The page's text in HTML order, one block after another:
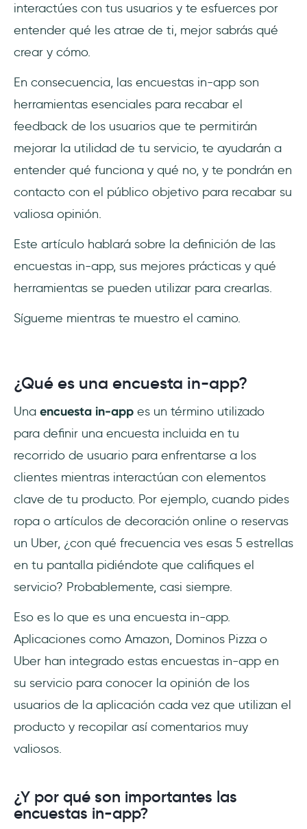
4- Nike Run Club
5- Evernote
6- Human: Activity Tracker App
Las mejores herramientas para obtener
opiniones de los usuarios
usuarios
Ahora el trabajo es digital y a distancia, así
2- Typeform
3- SurveySparrow
4- SurveyKiwi
6- SurveyMonkey
Preguntas Frecuentes
aplicación?
¿Es legítimo Surveys on the go?
interactúes con tus usuarios y te esfuerces por
entender qué les atrae de ti, mejor sabrás qué
crear y cómo.
En consecuencia, las encuestas in-app son
herramientas esenciales para recabar el
feedback de los usuarios que te permitirán
mejorar la utilidad de tu servicio, te ayudarán a
entender qué funciona y qué no, y te pondrán en
contacto con el público objetivo para recabar su
valiosa opinión.
Este artículo hablará sobre la definición de las
encuestas in-app, sus mejores prácticas y qué
herramientas se pueden utilizar para crearlas.
Sígueme mientras te muestro el camino.
¿Qué es una encuesta in-app?
Una encuesta in-app es un término utilizado
para definir una encuesta incluida en tu
recorrido de usuario para enfrentarse a los
clientes mientras interactúan con elementos
clave de tu producto. Por ejemplo, cuando pides
ropa o artículos de decoración online o reservas
un Uber, ¿con qué frecuencia ves esas 5 estrellas
en tu pantalla pidiéndote que califiques el
servicio? Probablemente, casi siempre.
Eso es lo que es una encuesta in-app.
Aplicaciones como Amazon, Dominos Pizza o
Uber han integrado estas encuestas in-app en
su servicio para conocer la opinión de los
usuarios de la aplicación cada vez que utilizan el
producto y recopilar así comentarios muy
valiosos.
¿Y por qué son importantes las
encuestas in-app?